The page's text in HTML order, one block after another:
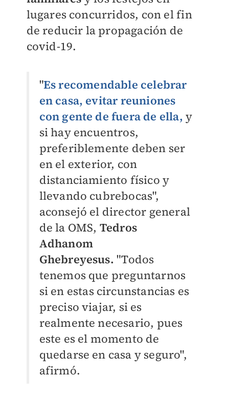
lugares concurridos, con el fin
de reducir la propagación de
covid-19.
"Es recomendable celebrar
en casa, evitar reuniones
con gente de fuera de ella, y
si hay encuentros,
preferiblemente deben ser
en el exterior, con
distanciamiento físico y
llevando cubrebocas",
aconsejó el director general
de la OMS, Tedros
Adhanom
Ghebreyesus."Todos
tenemos que preguntarnos
si en estas circunstancias es
preciso viajar, si es
realmente necesario, pues
este es el momento de
quedarse en casa y seguro",
afirmó.